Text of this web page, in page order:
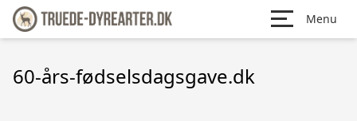
Menu
60-års-fødselsdagsgave.dk